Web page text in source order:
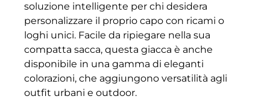
soluzione intelligente per chi desidera
personalizzare il proprio capo con ricami o
loghi unici. Facile da ripiegare nella sua
compatta sacca, questa giacca è anche
disponibile in una gamma di eleganti
colorazioni, che aggiungono versatilità agli
outfit urbani e outdoor.